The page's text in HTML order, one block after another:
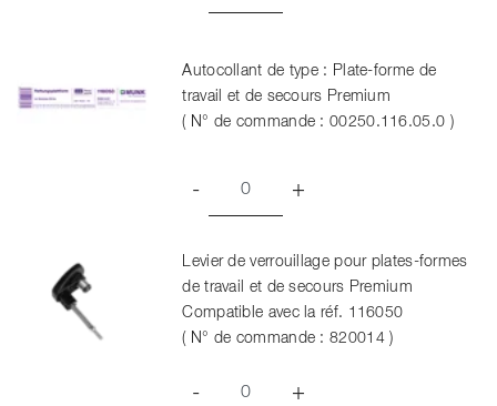
- +
Autocollant de type : Plate-forme de
travail et de secours Premium
( N° de commande : 00250.116.05.0 )
- +
Levier de verrouillage pour plates-formes
de travail et de secours Premium
Compatible avec la réf. 116050
( N° de commande : 820014 )